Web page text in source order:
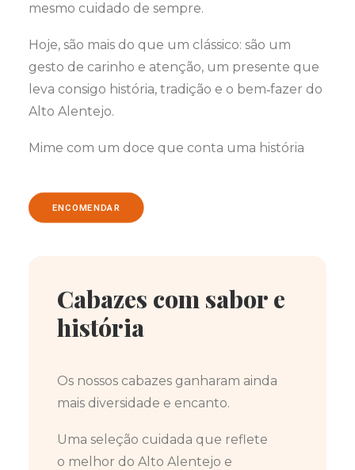
mesmo cuidado de sempre.
Hoje, são mais do que um clássico: são um
gesto de carinho e atenção, um presente que
leva consigo história, tradição e o bem‑fazer do
Alto Alentejo.
Mime com um doce que conta uma história
ENCOMENDAR
Cabazes com sabor e
história
Os nossos cabazes ganharam ainda
mais diversidade e encanto.
Uma seleção cuidada que reflete
o melhor do Alto Alentejo e